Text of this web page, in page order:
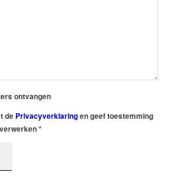
ontvangen
de Privacyverklaringen geef toestemming
*